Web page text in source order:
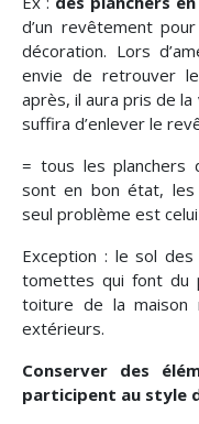
d’un revêtement
décoration. Lors
envie de retrouver le
après, il aura pris de
suffira d’enlever le
= tous les planchers
sont en bon état, les
seul problème est
Exception : le sol
tomettes qui font du
toiture de la maison
extérieurs.
Conserver des
participent au style